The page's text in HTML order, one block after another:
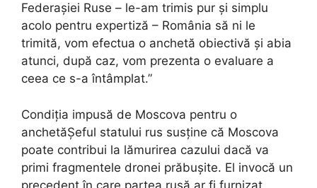
Federașiei Ruse – le-am trimis pur și simplu
acolo pentru expertiză – România să ni le
trimită, vom efectua o anchetă obiectivă și abia
atunci, după caz, vom prezenta o evaluare a
ceea ce s-a întâmplat.”
Condiția impusă de Moscova pentru o
anchetăȘeful statului rus susține că Moscova
poate contribui la lămurirea cazului dacă va
primi fragmentele dronei prăbușite. El invocă un
precedent în care partea rusă ar fi furnizat